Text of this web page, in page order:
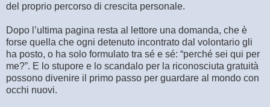
del proprio percorso di crescita personale.
Dopo l’ultima pagina resta al lettore una domanda, che è
forse quella che ogni detenuto incontrato dal volontario gli
ha posto, o ha solo formulato tra sé e sé: “perché sei qui per
me?”. E lo stupore e lo scandalo per la riconosciuta gratuità
possono divenire il primo passo per guardare al mondo con
occhi nuovi.